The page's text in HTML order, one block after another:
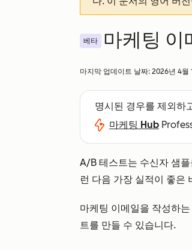
베타 마케팅 이
마지막 업데이트 날짜: 2026년 4월
명시된 경우를 제외하
마케팅 Hub
A/B 테스트는 수신자 샘
런 다음 가장 실적이 좋은
마케팅 이메일을 작성하
트를 만들 수 있습니다.